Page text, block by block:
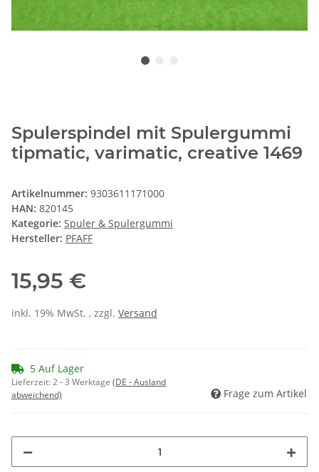
Spulerspindel mit Spulergummi
tipmatic, varimatic, creative 1469
Artikelnummer: 9303611171000
HAN: 820145
Kategorie: Spuler & Spulergummi
Hersteller: PFAFF
15,95 €
inkl. 19% MwSt. , zzgl. Versand
5 Auf Lager
Lieferzeit:2 - 3 Werktage (DE - Ausland
abweichend)
Frage zum Artikel